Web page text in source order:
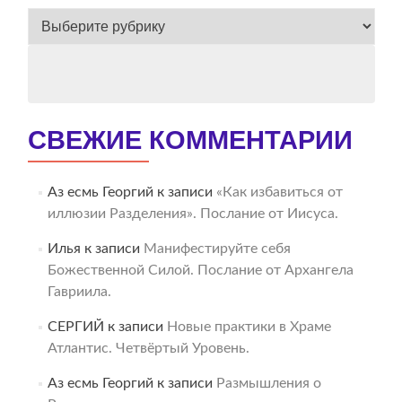
ВЕСЬ
СВЕЖИЕ КОММЕНТАРИИ
Аз есмь Георгий к записи «Как избавиться от
иллюзии Разделения». Послание от Иисуса.
Илья к записи Манифестируйте себя
Божественной Силой. Послание от Архангела
Гавриила.
СЕРГИЙ к записи Новые практики в Храме
Атлантис. Четвёртый Уровень.
Аз есмь Георгий к записи Размышления о